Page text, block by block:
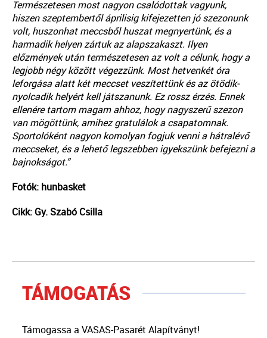
Természetesen most nagyon csalódottak vagyunk,
hiszen szeptembertől áprilisig kifejezetten jó szezonunk
volt, huszonhat meccsből huszat megnyertünk, és a
harmadik helyen zártuk az alapszakaszt. Ilyen
előzmények után természetesen az volt a célunk, hogy a
legjobb négy között végezzünk. Most hetvenkét óra
leforgása alatt két meccset veszítettünk és az ötödik-
nyolcadik helyért kell játszanunk. Ez rossz érzés. Ennek
ellenére tartom magam ahhoz, hogy nagyszerű szezon
van mögöttünk, amihez gratulálok a csapatomnak.
Sportolóként nagyon komolyan fogjuk venni a hátralévő
meccseket, és a lehető legszebben igyekszünk befejezni a
bajnokságot.”
Fotók: hunbasket
Cikk: Gy. Szabó Csilla
TÁMOGATÁS
Támogassa a VASAS-Pasarét Alapítványt!